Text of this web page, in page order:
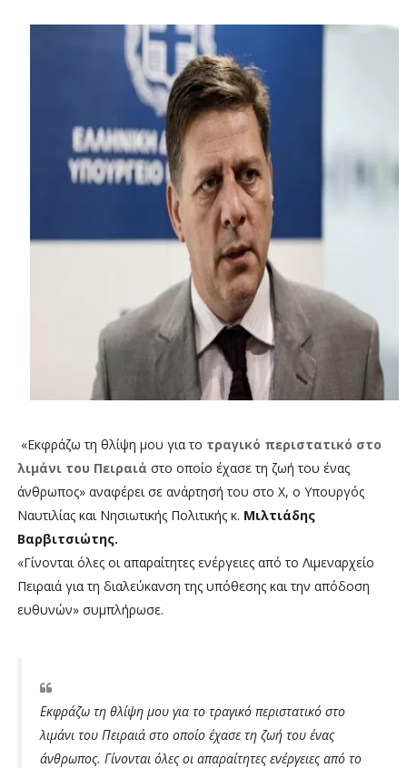
«Εκφράζω τη θλίψη μου για το τραγικό περιστατικό στο
λιμάνι του Πειραιά στο οποίο έχασε τη ζωή του ένας
άνθρωπος» αναφέρει σε ανάρτησή του στο X, ο Υπουργός
Ναυτιλίας και Νησιωτικής Πολιτικής κ. Μιλτιάδης
Βαρβιτσιώτης.
«Γίνονται όλες οι απαραίτητες ενέργειες από το Λιμεναρχείο
Πειραιά για τη διαλεύκανση της υπόθεσης και την απόδοση
ευθυνών» συμπλήρωσε.
Εκφράζω τη θλίψη μου για το τραγικό περιστατικό στο
λιμάνι του Πειραιά στο οποίο έχασε τη ζωή του ένας
άνθρωπος. Γίνονται όλες οι απαραίτητες ενέργειες από το